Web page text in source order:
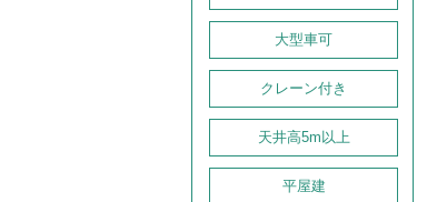
大型車可
クレーン付き
天井高5m以上
平屋建